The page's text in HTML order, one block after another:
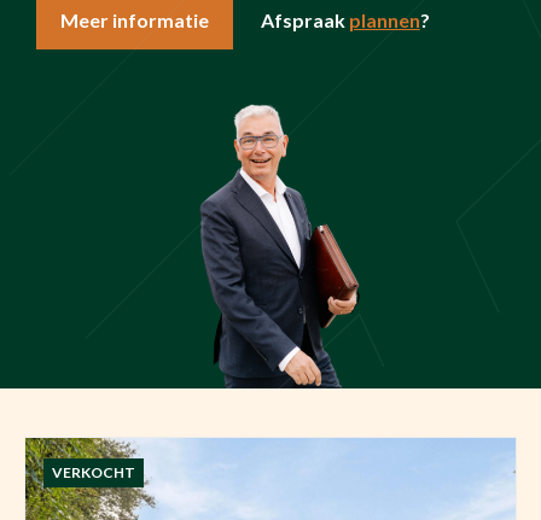
Meer informatie Afspraak plannen?
VERKOCHT